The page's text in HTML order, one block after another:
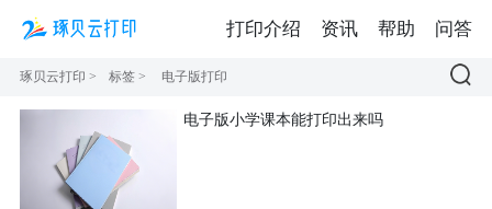
琢贝云打印 > 标签 > 电子版打印
电子版小学课本能打印出来吗
打印介绍 资讯 帮助 问答